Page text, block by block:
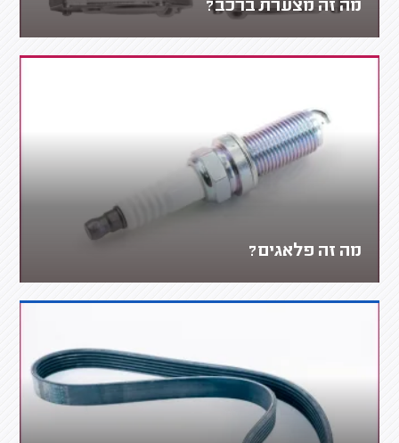
מה זה מצערת ברכב?
מה זה פלאגים?